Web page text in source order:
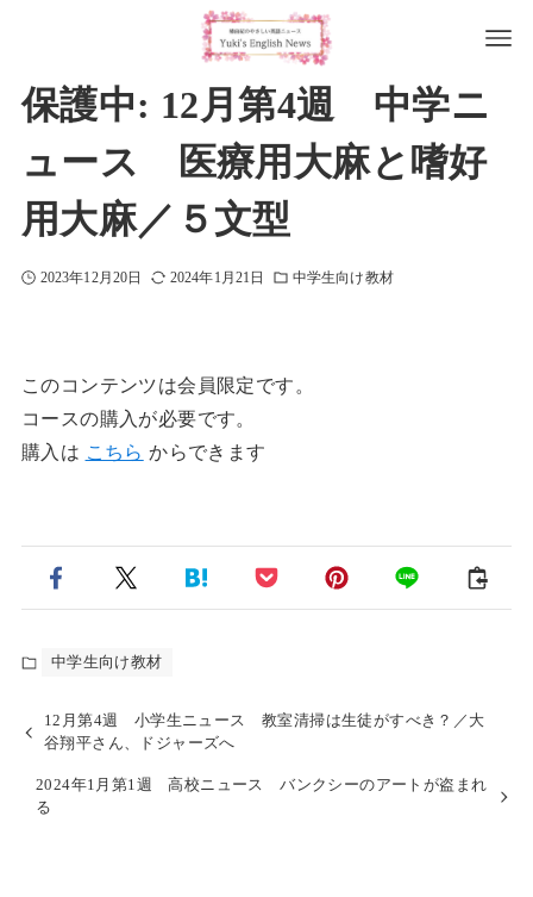
保護中: 12月第4週 中学ニ
ュース 医療用大麻と嗜好
用大麻／５文型
2023年12月20日 2024年1月21日 中学生向け教材
このコンテンツは会員限定です。
コースの購入が必要です。
購入は こちら からできます
中学生向け教材
12月第4週 小学生ニュース 教室清掃は生徒がすべき？／大
谷翔平さん、ドジャーズへ
2024年1月第1週 高校ニュース バンクシーのアートが盗まれ
る